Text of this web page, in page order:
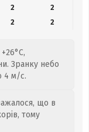
2
2
2 2
Зранку небо
4 м/с.
що в
тому